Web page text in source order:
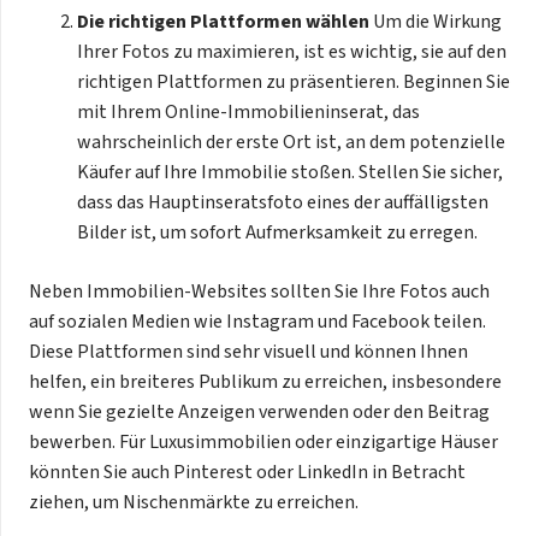
Die richtigen Plattformen wählen Um die Wirkung
Ihrer Fotos zu maximieren, ist es wichtig, sie auf den
richtigen Plattformen zu präsentieren. Beginnen Sie
mit Ihrem Online-Immobilieninserat, das
wahrscheinlich der erste Ort ist, an dem potenzielle
Käufer auf Ihre Immobilie stoßen. Stellen Sie sicher,
dass das Hauptinseratsfoto eines der auffälligsten
Bilder ist, um sofort Aufmerksamkeit zu erregen.
Neben Immobilien-Websites sollten Sie Ihre Fotos auch
auf sozialen Medien wie Instagram und Facebook teilen.
Diese Plattformen sind sehr visuell und können Ihnen
helfen, ein breiteres Publikum zu erreichen, insbesondere
wenn Sie gezielte Anzeigen verwenden oder den Beitrag
bewerben. Für Luxusimmobilien oder einzigartige Häuser
könnten Sie auch Pinterest oder LinkedIn in Betracht
ziehen, um Nischenmärkte zu erreichen.